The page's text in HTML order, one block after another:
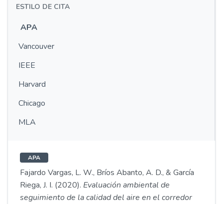
ESTILO DE CITA
APA
Vancouver
IEEE
Harvard
Chicago
MLA
APA
Fajardo Vargas, L. W., Bríos Abanto, A. D., & García
Riega, J. I. (2020). Evaluación ambiental de
seguimiento de la calidad del aire en el corredor